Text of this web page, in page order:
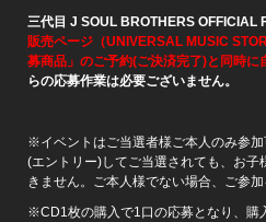
三代目 J SOUL BROTHERS OFFICIAL
販売ページ（UNIVERSAL MUSIC
募商品」のご予約(ご決済完了)と同時に
らの応募作業は必要ございません。
※イベントはご当選者様ご本人のみ参
(エントリー)してご当選されても、お
きません。ご本人様でない場合、ご参
※CD1枚の購入で1口の応募となり、購